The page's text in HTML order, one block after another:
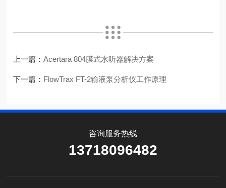
上一篇：Acertara 804膜式水听器解决方案
下一篇： FlowTrax FT-2输液泵分析仪工作原理
咨询服务热线
13718096482